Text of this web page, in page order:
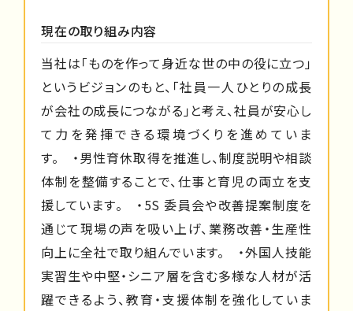
現在の取り組み内容
当社は「ものを作って身近な世の中の役に立つ」
というビジョンのもと、「社員一人ひとりの成長
が会社の成長につながる」と考え、社員が安心し
て力を発揮できる環境づくりを進めていま
す。 ・男性育休取得を推進し、制度説明や相談
体制を整備することで、仕事と育児の両立を支
援しています。 ・5S 委員会や改善提案制度を
通じて現場の声を吸い上げ、業務改善・生産性
向上に全社で取り組んでいます。 ・外国人技能
実習生や中堅・シニア層を含む多様な人材が活
躍できるよう、教育・支援体制を強化していま